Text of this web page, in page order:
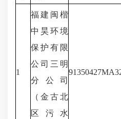
1
福建闽楷
中昊环境
保护有限
公司三明
分公司
（金古北
区污水